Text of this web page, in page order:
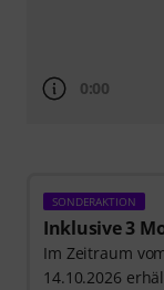
0:00
SONDERAKTION
Inklusive 3
Im Zeitraum
14.10.2026